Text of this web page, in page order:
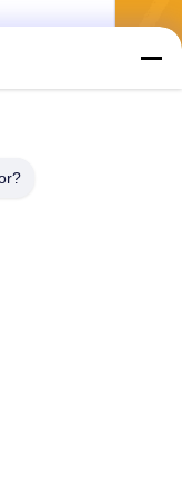
Senden Sie